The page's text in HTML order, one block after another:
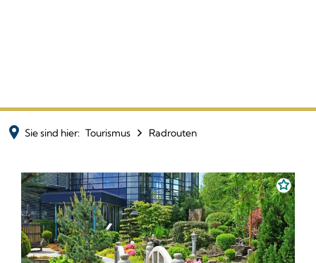
Sie sind hier: Tourismus Radrouten
Radrouten